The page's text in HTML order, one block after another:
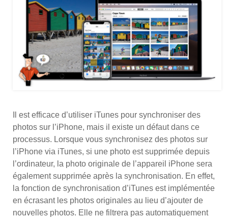
Il est efficace d’utiliser iTunes pour synchroniser des
photos sur l’iPhone, mais il existe un défaut dans ce
processus. Lorsque vous synchronisez des photos sur
l’iPhone via iTunes, si une photo est supprimée depuis
l’ordinateur, la photo originale de l’appareil iPhone sera
également supprimée après la synchronisation. En effet,
la fonction de synchronisation d’iTunes est implémentée
en écrasant les photos originales au lieu d’ajouter de
nouvelles photos. Elle ne filtrera pas automatiquement